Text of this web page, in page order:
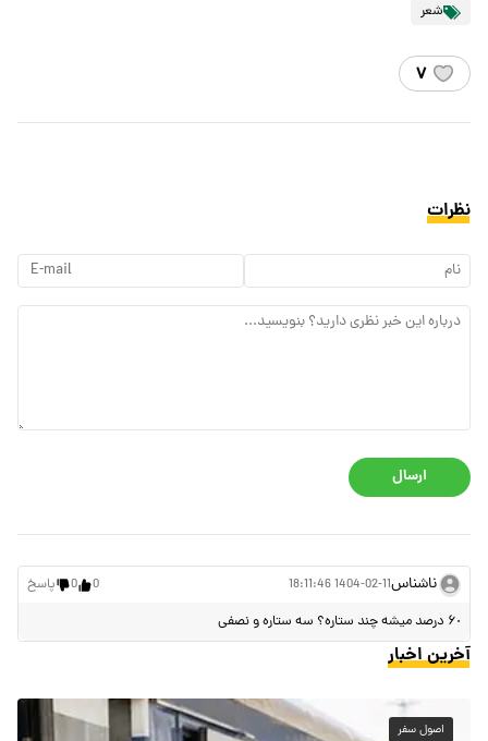
شعر
۷
نظرات
ارسال
ناشناس1404-02-11 18:11:46
0
0 پاسخ
۶٠ درصد میشه چند ستاره؟ سه ستاره و نصفی
آخرین اخبار
اصول سفر